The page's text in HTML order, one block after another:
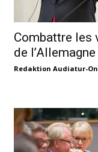
Combattre les
de l’Allemagne
Redaktion Audiatur-